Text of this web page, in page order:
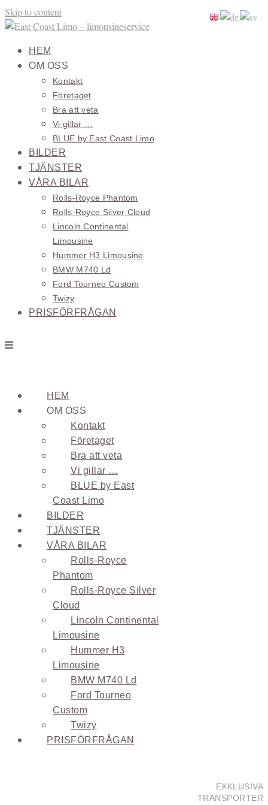
Skip to content
HEM
OM OSS
Kontakt
Företaget
Bra att veta
Vi gillar …
BLUE by East Coast Limo
BILDER
TJÄNSTER
VÅRA BILAR
Rolls-Royce Phantom
Rolls-Royce Silver Cloud
Lincoln Continental
Limousine
Hummer H3 Limousine
BMW M740 Ld
Ford Tourneo Custom
Twizy
PRISFÖRFRÅGAN
HEM
OM OSS
Kontakt
Företaget
Bra att veta
Vi gillar …
BLUE by East
Coast Limo
BILDER
TJÄNSTER
VÅRA BILAR
Rolls-Royce
Phantom
Rolls-Royce Silver
Cloud
Lincoln Continental
Limousine
Hummer H3
Limousine
BMW M740 Ld
Ford Tourneo
Custom
Twizy
PRISFÖRFRÅGAN
EXKLUSIVA
TRANSPORTER